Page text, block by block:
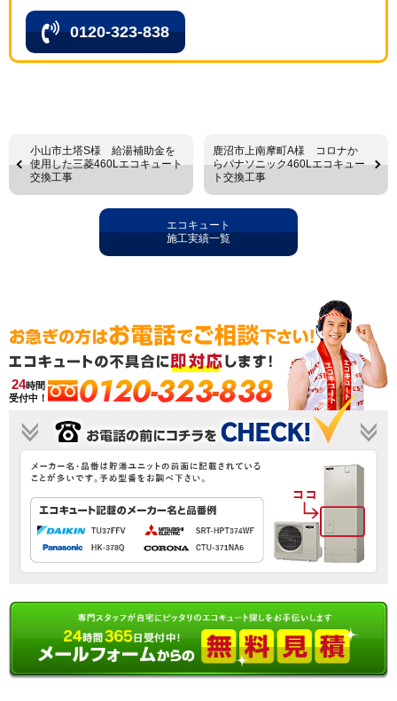
0120-323-838
小山市土塔S様 給湯補助金を
使用した三菱460Lエコキュート
交換工事
鹿沼市上南摩町A様 コロナか
らパナソニック460Lエコキュー
ト交換工事
エコキュート
施工実績一覧
24時間
受付中！
0120-323-838